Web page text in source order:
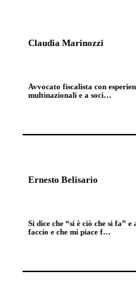
Claudia Marinozzi
Avvocato fiscalista con
multinazionali e a soci…
Ernesto Belisario
Si dice che “si è ciò che si fa”
faccio e che mi piace f…